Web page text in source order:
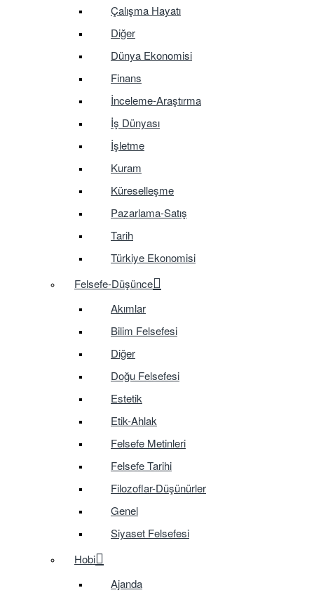
Çalışma Hayatı
Diğer
Dünya Ekonomisi
Finans
İnceleme-Araştırma
İş Dünyası
İşletme
Kuram
Küreselleşme
Pazarlama-Satış
Tarih
Türkiye Ekonomisi
Felsefe-Düşünce
Akımlar
Bilim Felsefesi
Diğer
Doğu Felsefesi
Estetik
Etik-Ahlak
Felsefe Metinleri
Felsefe Tarihi
Filozoflar-Düşünürler
Genel
Siyaset Felsefesi
Hobi
Ajanda